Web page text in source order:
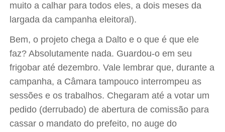
muito a calhar para todos eles, a dois meses da
largada da campanha eleitoral).
Bem, o projeto chega a Dalto e o que é que ele
faz? Absolutamente nada. Guardou-o em seu
frigobar até dezembro. Vale lembrar que, durante a
campanha, a Câmara tampouco interrompeu as
sessões e os trabalhos. Chegaram até a votar um
pedido (derrubado) de abertura de comissão para
cassar o mandato do prefeito, no auge do